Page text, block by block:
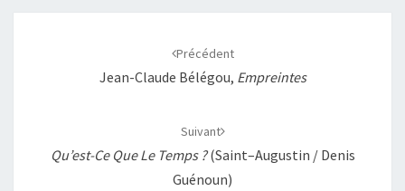
Précédent
Jean-Claude Bélégou, Empreintes
Suivant
Qu’est-Ce Que Le Temps ?(Saint–Augustin / Denis
Guénoun)